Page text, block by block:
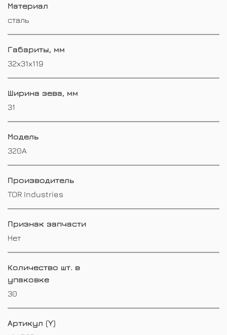
Материал
сталь
Габариты, мм
32х31х119
Ширина зева, мм
31
Модель
320A
Производитель
TOR Industries
Признак запчасти
Нет
Количество шт. в
упаковке
30
Артикул (Y)